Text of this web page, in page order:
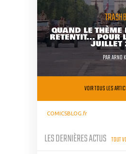
QUAND LE THÈME
RETENTIT... POUR
PARARNO
VOIR TOUS LES
COMICSBLOG.fr
LES DERNIÈRES ACTUS TOUT